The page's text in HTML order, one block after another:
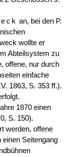
an, bei den P.
wollte er
Abteilsystem zu
offene, nur durch
einfache
1863, S. 353 ff.).
1870 einen
S. 150).
werden, offene
einen Seitengang